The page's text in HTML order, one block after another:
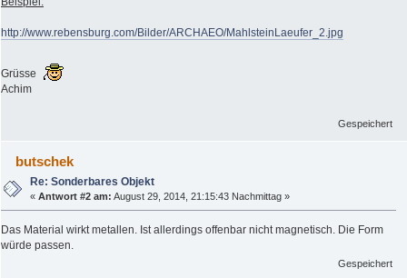
http://www.rebensburg.com/Bilder/ARCHAEO/MahlsteinLaeufer_2.jpg
Grüsse
Achim
Gespeichert
butschek
Re: Sonderbares Objekt
«Antwort #2 am: August 29, 2014, 21:15:43 Nachmittag »
Das Material wirkt metallen. Ist allerdings offenbar nicht magnetisch. Die Form
würde passen.
Gespeichert